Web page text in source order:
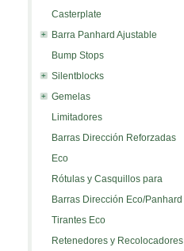
Casterplate
Barra Panhard Ajustable
Bump Stops
Silentblocks
Gemelas
Limitadores
Barras Dirección Reforzadas
Eco
Rótulas y Casquillos para
Barras Dirección Eco/Panhard
Tirantes Eco
Retenedores y Recolocadores